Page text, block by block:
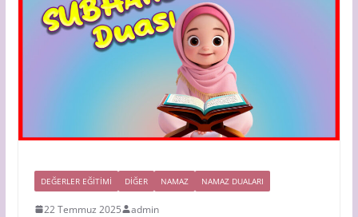
DEĞERLER EĞİTİMİ DIĞER NAMAZ NAMAZ DUALARI
22 Temmuz 2025 admin